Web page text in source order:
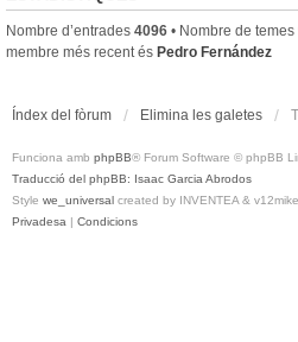
Nombre d’entrades 4096 • Nombre de temes
membre més recent és Pedro Fernández
Índex del fòrum Elimina les galetes
Funciona amb phpBB® Forum Software © phpBB
Traducció del phpBB: Isaac Garcia Abrodos
Style we_universal created by INVENTEA & v12mike
Privadesa | Condicions